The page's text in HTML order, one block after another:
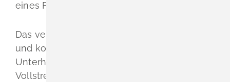
eines Formulars beantragen.
Das vereinfachte Verfahren kann rascher
und kostengünstiger als ein sonstiges
Unterhaltsverfahren zu einem
Vollstreckungstitel führen.